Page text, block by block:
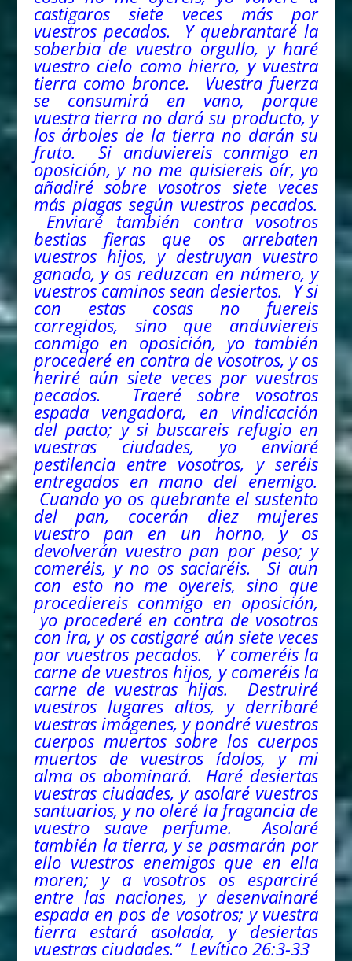
castigaros siete veces más por
vuestros pecados. Y quebrantaré la
soberbia de vuestro orgullo, y haré
vuestro cielo como hierro, y vuestra
tierra comobronce. Vuestra fuerza
se consumirá en vano, porque
vuestra tierra no dará su producto, y
los árboles de la tierra no darán su
fruto. Si anduviereis conmigo en
oposición, y no me quisiereis oír, yo
añadiré sobre vosotros siete veces
más plagas según vuestros pecados.
Enviaré también contra vosotros
bestias fieras que os arrebaten
vuestros hijos, y destruyan vuestro
ganado, y os reduzcan en número, y
vuestros caminos sean desiertos. Y si
con estas cosas no fuereis
corregidos, sino que anduviereis
conmigo en oposición, yo también
procederé en contra de vosotros, y os
heriré aún siete veces por vuestros
pecados. Traeré sobre vosotros
espada vengadora, en vindicación
del pacto; y si buscareis refugio en
vuestras ciudades, yo enviaré
pestilencia entre vosotros, y seréis
entregados en mano del enemigo.
Cuando yo os quebrante el sustento
del pan, cocerán diez mujeres
vuestro pan en un horno, y os
devolverán vuestro pan por peso; y
comeréis, y no os saciaréis. Si aun
con esto no me oyereis, sino que
procediereis conmigo en oposición,
yo procederé en contra de vosotros
con ira, y os castigaré aún siete veces
por vuestros pecados. Y comeréis la
carne de vuestros hijos, y comeréis la
carne de vuestras hijas. Destruiré
vuestros lugares altos, y derribaré
vuestras imágenes, y pondré vuestros
cuerpos muertos sobre los cuerpos
muertos de vuestros ídolos, y mi
almaos abominará. Haré desiertas
vuestras ciudades, y asolaré vuestros
santuarios, y no oleré la fragancia de
vuestro suave perfume. Asolaré
también la tierra, y se pasmarán por
ello vuestros enemigos que en ella
moren; y a vosotros os esparciré
entre las naciones, y desenvainaré
espada en pos de vosotros; y vuestra
tierra estará asolada, y desiertas
vuestras ciudades.” Levítico 26:3-33